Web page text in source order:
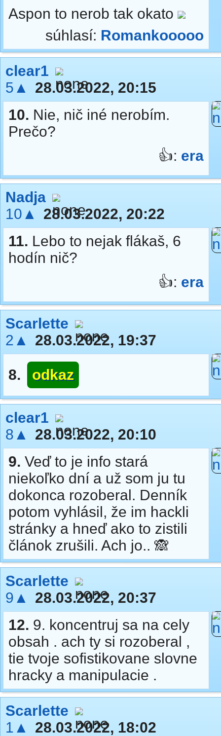
Aspon to nerob tak okato
súhlasí: Romankooooo
clear1
5▲
28.03.2022, 20:15
10. Nie, nič iné nerobím.
Prečo?
👍: era
Nadja
10▲
28.03.2022, 20:22
11. Lebo to nejak flákaš, 6
hodín nič?
👍: era
Scarlette
2▲
28.03.2022, 19:37
8. odkaz
clear1
8▲
28.03.2022, 20:10
9. Veď to je info stará
niekoľko dní a už som ju tu
dokonca rozoberal. Denník
potom vyhlásil, že im hackli
stránky a hneď ako to zistili
článok zrušili. Ach jo.. 🙈
Scarlette
9▲
28.03.2022, 20:37
12. 9. koncentruj sa na cely
obsah . ach ty si rozoberal ,
tie tvoje sofistikovane slovne
hracky a manipulacie .
Scarlette
1▲
28.03.2022, 18:02